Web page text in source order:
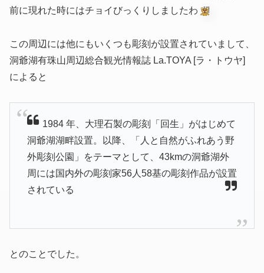
前に現れた時にはチョイびっくりしましたわ
この周辺には他にもいくつも彫刻が設置されていまして、
洞爺湖有珠山周辺総合観光情報誌 La.TOYA [ラ・トウヤ]
によると
1984 年、大理石製の彫刻「回生」がはじめて
洞爺湖湖畔設置。以降、「人と自然がふれあう野
外彫刻公園」をテーマとして、43kmの洞爺湖外
周には国内外の彫刻家56人58基の彫刻作品が設置
されている
とのことでした。